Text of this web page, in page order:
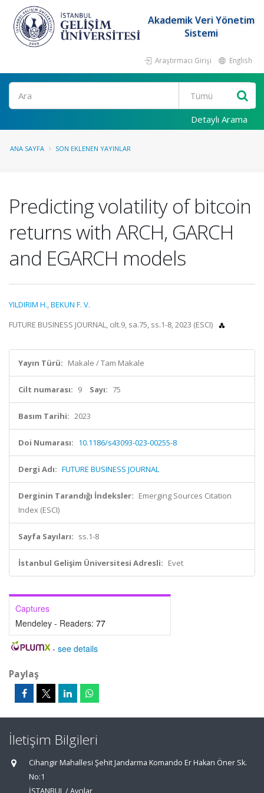
Akademik Veri Yönetim
Sistemi
Araştırmacı Girişi English
Ara
Detaylı Arama
ANA SAYFA SON EKLENEN YAYINLAR
Predicting volatility of bitcoin
returns with ARCH, GARCH
and EGARCH models
YILDIRIM H.,BEKUN F. V.
FUTURE BUSINESS JOURNAL, cilt.9, sa.75, ss.1-8, 2023 (ESCI)
Yayın Türü: Makale / Tam Makale
Cilt numarası: 9 Sayı: 75
Basım Tarihi: 2023
Doi Numarası: 10.1186/s43093-023-00255-8
Dergi Adı: FUTURE BUSINESS JOURNAL
Derginin Tarandığı İndeksler: Emerging Sources Citation
Index (ESCI)
Sayfa Sayıları: ss.1-8
İstanbul Gelişim Üniversitesi Adresli: Evet
Captures
Mendeley - Readers: 77
- see details
Paylaş
İletişim Bilgileri
Cihangir Mahallesi Şehit Jandarma Komando Er Hakan Öner Sk.
No:1
İSTANBUL / Avcılar